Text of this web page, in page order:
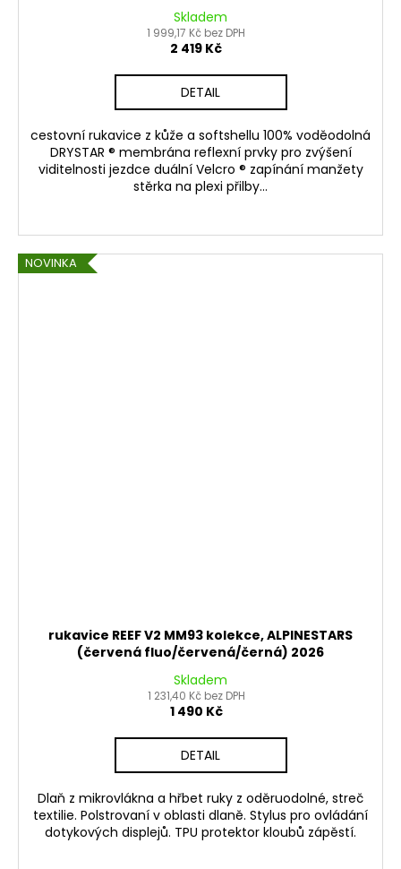
Skladem
1 999,17 Kč bez DPH
2 419 Kč
DETAIL
cestovní rukavice z kůže a softshellu 100% voděodolná
DRYSTAR ® membrána reflexní prvky pro zvýšení
viditelnosti jezdce duální Velcro ® zapínání manžety
stěrka na plexi přilby...
NOVINKA
rukavice REEF V2 MM93 kolekce, ALPINESTARS
(červená fluo/červená/černá) 2026
Skladem
1 231,40 Kč bez DPH
1 490 Kč
DETAIL
Dlaň z mikrovlákna a hřbet ruky z oděruodolné, streč
textilie. Polstrovaní v oblasti dlaně. Stylus pro ovládání
dotykových displejů. TPU protektor kloubů zápěstí.